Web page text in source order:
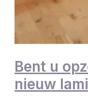
Bent u
nieuw